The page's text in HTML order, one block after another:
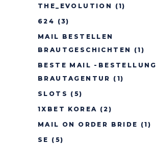
THE_EVOLUTION
(1)
624 (3)
MAIL BESTELLEN
BRAUTGESCHICHTEN
(1)
BESTE MAIL -BESTELLUNG
BRAUTAGENTUR (1)
SLOTS (5)
1XBET KOREA (2)
MAIL ON ORDER BRIDE (1)
SE (5)